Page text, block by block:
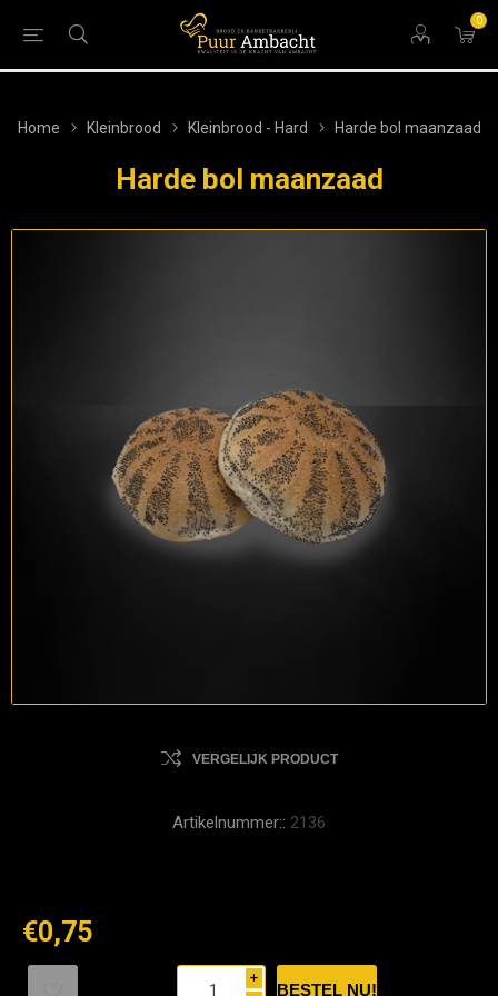
0
Home Kleinbrood Kleinbrood - Hard Harde bol maanzaad
Harde bol maanzaad
VERGELIJK PRODUCT
Artikelnummer:: 2136
€0,75
i